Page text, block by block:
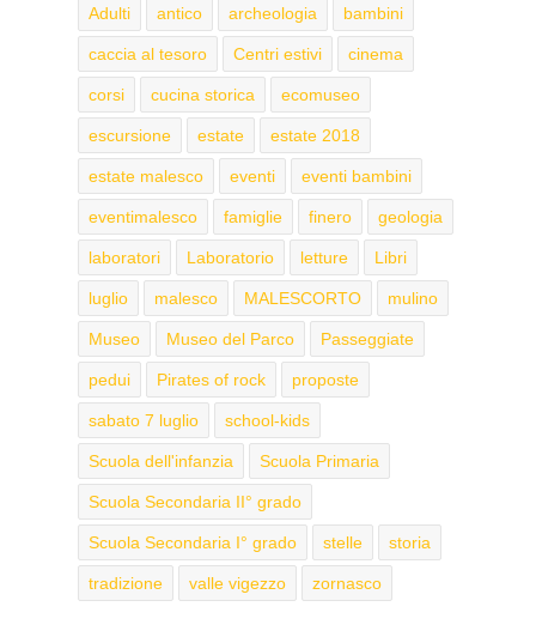
Adulti antico archeologia bambini
caccia al tesoro Centri estivi cinema
corsi cucina storica ecomuseo
escursione estate estate 2018
estate malesco eventi eventi bambini
eventimalesco famiglie finero geologia
laboratori Laboratorio letture Libri
luglio malesco MALESCORTO mulino
Museo Museo del Parco Passeggiate
pedui Pirates of rock proposte
sabato 7 luglio school-kids
Scuola dell'infanzia Scuola Primaria
Scuola Secondaria II° grado
Scuola Secondaria I° grado stelle storia
tradizione valle vigezzo zornasco